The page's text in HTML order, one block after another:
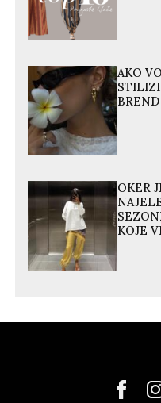
AKO
OKER
KOJE